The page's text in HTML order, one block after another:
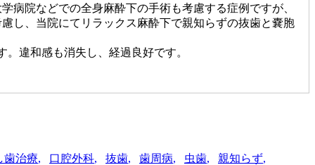
病院などでの全身麻酔下の手術も考慮する症例ですが、
し、当院にてリラックス麻酔下で親知らずの抜歯と嚢胞
違和感も消失し、経過良好です。
歯治療 口腔外科 抜歯 歯周病 虫歯 親知らず